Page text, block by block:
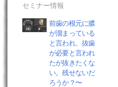
セミナー情報
前歯の根元に膿
が溜まっている
と言われ、抜歯
が必要と言われ
たが抜きたくな
い。残せないだ
ろうか？〜